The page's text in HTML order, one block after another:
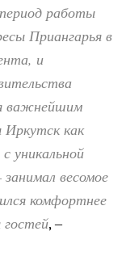
работы
Приангарья в
и
важнейшим
как
уникальной
весомое
комфортнее
гостей, –